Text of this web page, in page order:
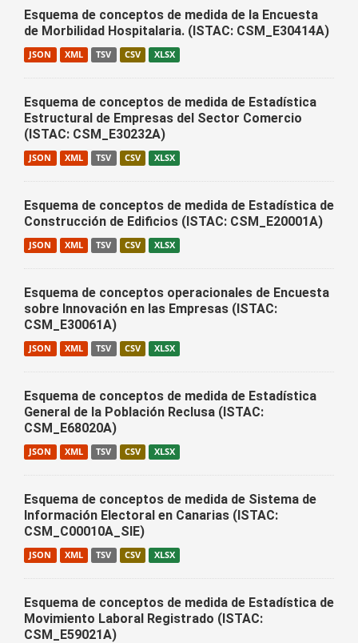
Esquema de conceptos de medida de la Encuesta
de Morbilidad Hospitalaria. (ISTAC: CSM_E30414A)
JSON XML TSV CSV XLSX
Esquema de conceptos de medida de Estadística
Estructural de Empresas del Sector Comercio
(ISTAC: CSM_E30232A)
JSON XML TSV CSV XLSX
Esquema de conceptos de medida de Estadística de
Construcción de Edificios (ISTAC: CSM_E20001A)
JSON XML TSV CSV XLSX
Esquema de conceptos operacionales de Encuesta
sobre Innovación en las Empresas (ISTAC:
CSM_E30061A)
JSON XML TSV CSV XLSX
Esquema de conceptos de medida de Estadística
General de la Población Reclusa (ISTAC:
CSM_E68020A)
JSON XML TSV CSV XLSX
Esquema de conceptos de medida de Sistema de
Información Electoral en Canarias (ISTAC:
CSM_C00010A_SIE)
JSON XML TSV CSV XLSX
Esquema de conceptos de medida de Estadística de
Movimiento Laboral Registrado (ISTAC:
CSM_E59021A)